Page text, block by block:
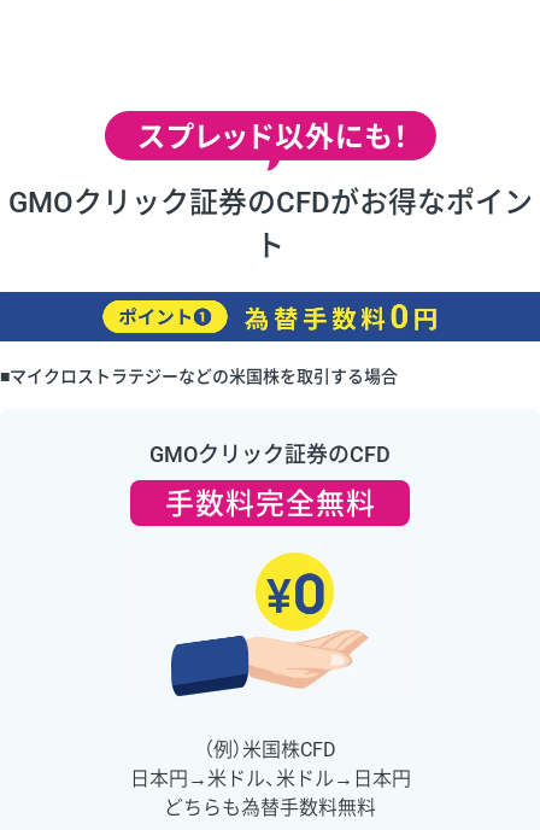
GMOクリック証券のCFDがお得なポイン
ト
■マイクロストラテジーなどの米国株を取引する場合
GMOクリック証券のCFD
手数料完全無料
（例）米国株CFD
日本円→米ドル、米ドル→日本円
どちらも為替手数料無料